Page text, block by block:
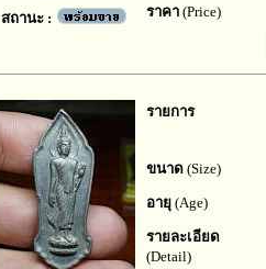
สถานะ :
ราคา (Price)
รายการ
ขนาด (Size)
อายุ (Age)
รายละเอียด
(Detail)